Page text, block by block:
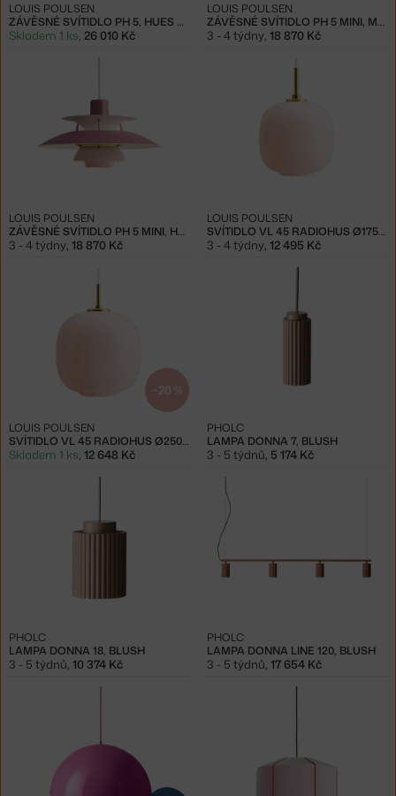
ZÁVĚSNÉ SVÍTIDLO PH 5, HUES OF ROSE
LOUIS POULSEN
Skladem 1 ks, 26 010 Kč
ZÁVĚSNÉ SVÍTIDLO PH 5 MINI, MONOCHROME PALE BLUSH
LOUIS POULSEN
3 - 4 týdny, 18 870 Kč
ZÁVĚSNÉ SVÍTIDLO PH 5 MINI, HUES OF ROSE
LOUIS POULSEN
3 - 4 týdny, 18 870 Kč
SVÍTIDLO VL 45 RADIOHUS Ø175, PALE ROSE
LOUIS POULSEN
3 - 4 týdny, 12 495 Kč
−20 %
SVÍTIDLO VL 45 RADIOHUS Ø250, PALE ROSE
LOUIS POULSEN
Skladem 1 ks, 12 648 Kč
LAMPA DONNA 7, BLUSH
PHOLC
3 - 5 týdnů, 5 174 Kč
LAMPA DONNA 18, BLUSH
PHOLC
3 - 5 týdnů, 10 374 Kč
LAMPA DONNA LINE 120, BLUSH
PHOLC
3 - 5 týdnů, 17 654 Kč